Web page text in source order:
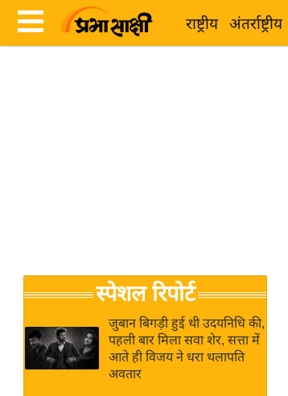
राष्ट्रीय अंतर्राष्ट्रीय
Breaking
News in
Hindi
Hindi
जगत
राय
बजट
स्पेशल रिपोर्ट
जुबान बिगड़ी हुई थी उदयनिधि की,
पहली बार मिला सवा शेर, सत्ता में
आते ही विजय ने धरा थलापति
अवतार